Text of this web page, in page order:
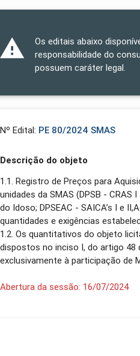
Os editais abaixo
responsabilidade do
possuem caráter legal.
Nº Edital: PE 80/2024 SMAS
Descrição do objeto
1.1. Registro de Preços para
unidades da SMAS (DPSB - CRAS
do Idoso; DPSEAC - SAICA’s I e
quantidades e exigências
1.2. Os quantitativos do objeto
dispostos no inciso I, do artigo 48
exclusivamente à participação de
Abertura da sessão: 16/07/2024